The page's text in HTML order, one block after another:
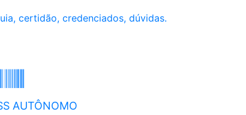
certidão, credenciados, dúvidas.
AUTÔNOMO